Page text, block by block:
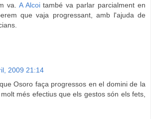
va. A Alcoitambé va parlar parcialment en
que vaja progressant, amb l'ajuda de
2009 21:14
Osoro faça progressos en el domini de la
més efectius que els gestos són els fets,